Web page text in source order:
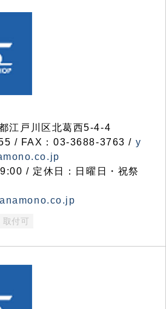
江戸川区北葛西5-4-4
/ FAX：03-3688-3763 / y
/ 定休日：日曜日・祝祭
取付可